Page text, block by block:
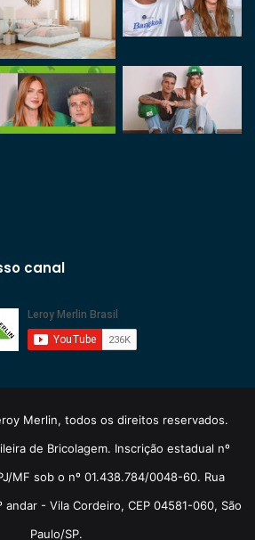
canal
Merlin, todos os direitos reservados.
de Bricolagem. Inscrição estadual nº
MF sob o nº 01.438.784/0048-60. Rua
andar - Vila Cordeiro, CEP 04581-060, São
Paulo/SP.